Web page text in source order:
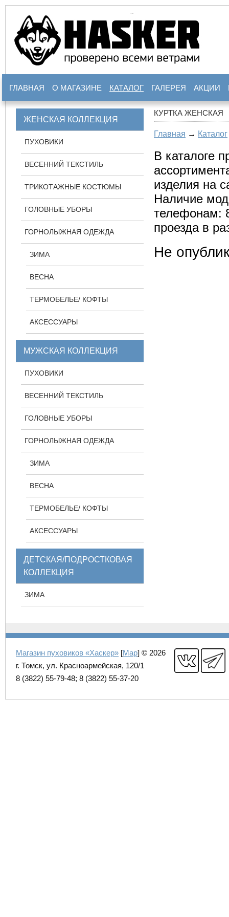
ГЛАВНАЯ О МАГАЗИНЕ КАТАЛОГ ГАЛЕРЕЯ АКЦИИ
КУРТКА ЖЕНСКАЯ
Главная → Каталог
В каталоге
изделия на
Наличие
телефонам:
проезда в
Не
ЖЕНСКАЯ КОЛЛЕКЦИЯ
ПУХОВИКИ
ВЕСЕННИЙ ТЕКСТИЛЬ
ТРИКОТАЖНЫЕ КОСТЮМЫ
ГОЛОВНЫЕ УБОРЫ
ГОРНОЛЫЖНАЯ ОДЕЖДА
ЗИМА
ВЕСНА
ТЕРМОБЕЛЬЕ/ КОФТЫ
АКСЕССУАРЫ
МУЖСКАЯ КОЛЛЕКЦИЯ
ПУХОВИКИ
ВЕСЕННИЙ ТЕКСТИЛЬ
ГОЛОВНЫЕ УБОРЫ
ГОРНОЛЫЖНАЯ ОДЕЖДА
ЗИМА
ВЕСНА
ТЕРМОБЕЛЬЕ/ КОФТЫ
АКСЕССУАРЫ
ДЕТСКАЯ/ПОДРОСТКОВАЯ
КОЛЛЕКЦИЯ
ЗИМА
Магазин пуховиков «Хаскер» [Map] © 2026
г. Томск, ул. Красноармейская, 120/1
8 (3822) 55-79-48; 8 (3822) 55-37-20